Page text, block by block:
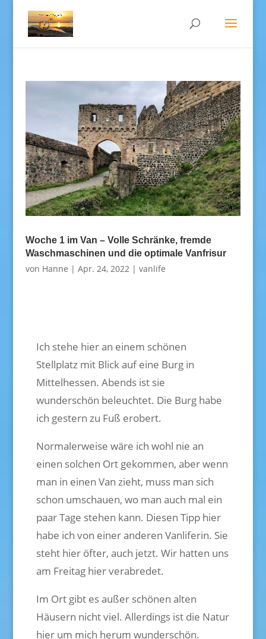
Woche 1 im Van – Volle Schränke, fremde
Waschmaschinen und die optimale Vanfrisur
von Hanne | Apr. 24, 2022 | vanlife
Ich stehe hier an einem schönen
Stellplatz mit Blick auf eine Burg in
Mittelhessen. Abends ist sie
wunderschön beleuchtet. Die Burg habe
ich gestern zu Fuß erobert.
Normalerweise wäre ich wohl nie an
einen solchen Ort gekommen, aber wenn
man in einen Van zieht, muss man sich
schon umschauen, wo man auch mal ein
paar Tage stehen kann. Diesen Tipp hier
habe ich von einer anderen Vanliferin. Sie
steht hier öfter, auch jetzt. Wir hatten uns
am Freitag hier verabredet.
Im Ort gibt es außer schönen alten
Häusern nicht viel. Allerdings ist die Natur
hier um mich herum wunderschön.